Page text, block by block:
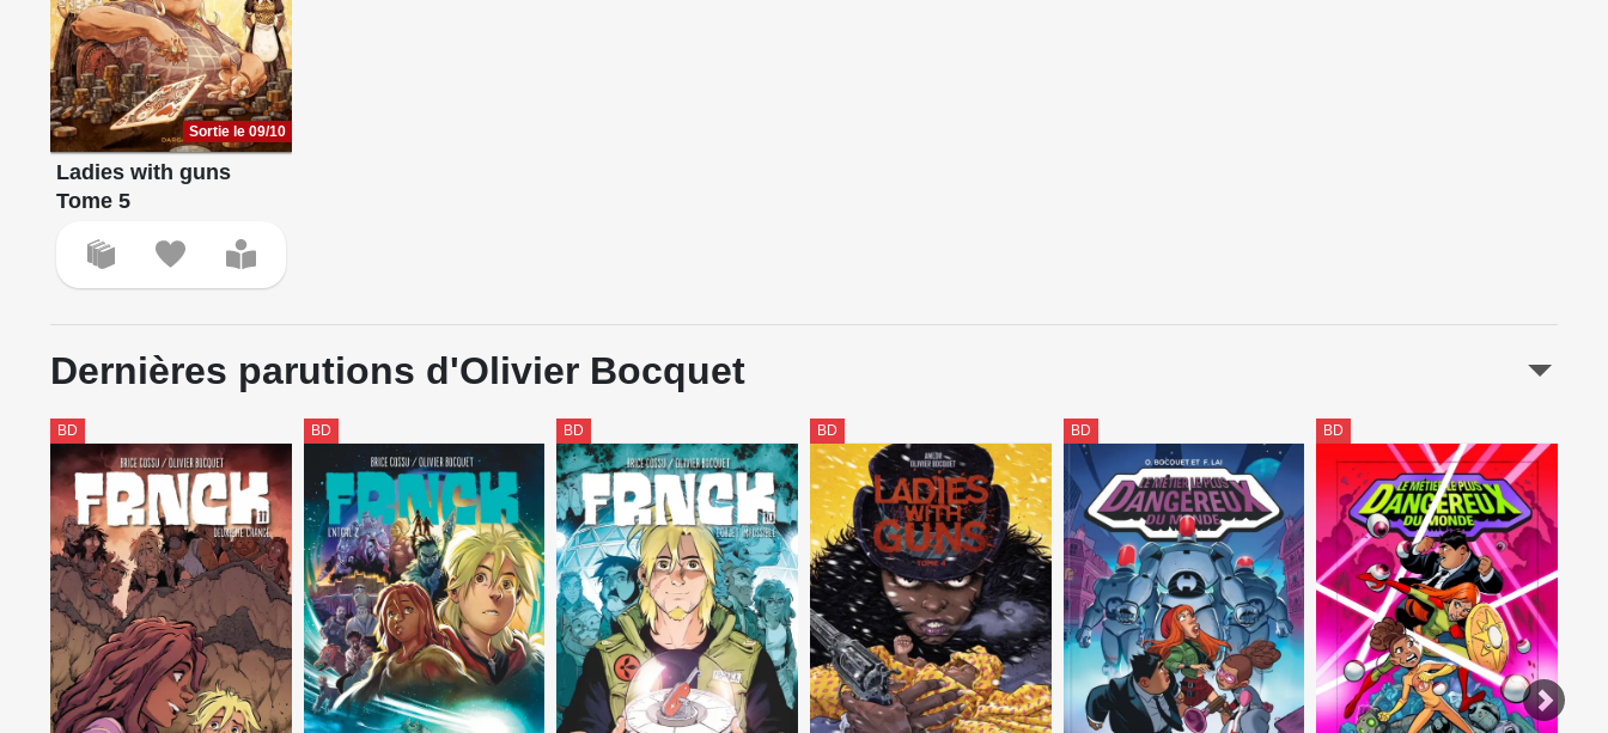
Sortie le 09/10
Ladies with guns
Tome 5
Dernières parutions d'Olivier Bocquet
BD BD BD BD BD BD